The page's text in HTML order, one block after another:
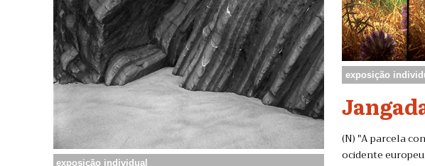
exposição individual
exposição
(N) "A parcela
ocidente